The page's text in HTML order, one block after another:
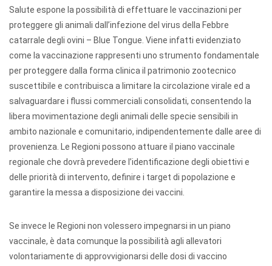
Salute espone la possibilità di effettuare le vaccinazioni per
proteggere gli animali dall’infezione del virus della Febbre
catarrale degli ovini – Blue Tongue. Viene infatti evidenziato
come la vaccinazione rappresenti uno strumento fondamentale
per proteggere dalla forma clinica il patrimonio zootecnico
suscettibile e contribuisca a limitare la circolazione virale ed a
salvaguardare i flussi commerciali consolidati, consentendo la
libera movimentazione degli animali delle specie sensibili in
ambito nazionale e comunitario, indipendentemente dalle aree di
provenienza. Le Regioni possono attuare il piano vaccinale
regionale che dovrà prevedere l’identificazione degli obiettivi e
delle priorità di intervento, definire i target di popolazione e
garantire la messa a disposizione dei vaccini.
Se invece le Regioni non volessero impegnarsi in un piano
vaccinale, è data comunque la possibilità agli allevatori
volontariamente di approvvigionarsi delle dosi di vaccino